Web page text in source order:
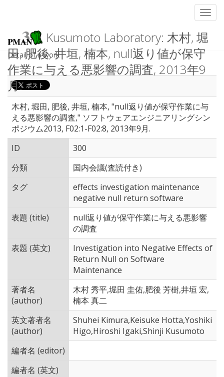
Kusumoto Laboratory: 木村, 堀
田, 肥後, 井垣, 楠本, null返り値が保守
作業に与える悪影響の調査, 2013年9
月.
Detail of a work
木村, 堀田, 肥後, 井垣, 楠本, "null返り値が保守作業に与
える悪影響の調査," ソフトウェアエンジニアリングシン
ポジウム2013, F02:1-F02:8, 2013年9月.
ID
300
分類
国内会議(査読付き)
タグ
effects investigation maintenance
negative null return software
表題 (title)
null返り値が保守作業に与える悪影響
の調査
表題 (英文)
Investigation into Negative Effects of
Return Null on Software
Maintenance
著者名
(author)
木村 秀平,堀田 圭佑,肥後 芳樹,井垣 宏,
楠本 真二
英文著者名
(author)
Shuhei Kimura,Keisuke Hotta,Yoshiki
Higo,Hiroshi Igaki,Shinji Kusumoto
編者名 (editor)
編者名 (英文)